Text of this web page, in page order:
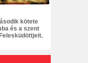
kötete
és a szent